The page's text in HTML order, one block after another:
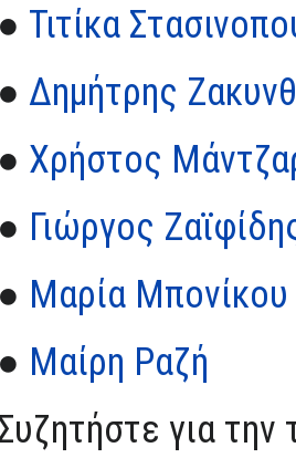
● Τιτίκα
● Δημήτρης
● Χρήστος
● Γιώργος
● Μαρία Μπονίκου
● Μαίρη Ραζή
για την